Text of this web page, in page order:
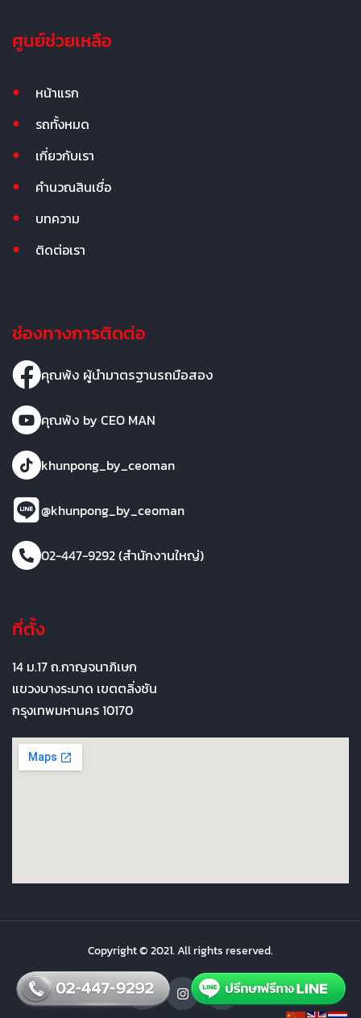
ศูนย์ช่วยเหลือ
หน้าแรก
รถทั้งหมด
เกี่ยวกับเรา
คำนวณสินเชื่อ
บทความ
ติดต่อเรา
ช่องทางการติดต่อ
คุณพ้ง ผู้นำมาตรฐานรถมือสอง
คุณพ้ง by CEO MAN
khunpong_by_ceoman
@khunpong_by_ceoman
02-447-9292 (สำนักงานใหญ่)
ที่ตั้ง
14 ม.17 ถ.กาญจนาภิเษก
แขวงบางระมาด เขตตลิ่งชัน
กรุงเทพมหานคร 10170
Copyright © 2021. All rights reserved.